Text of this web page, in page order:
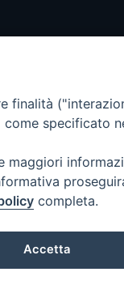
finalità
specificato
maggiori
completa.
Accetta